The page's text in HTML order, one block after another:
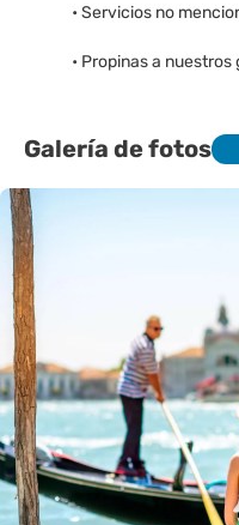
• Servicios no
• Propinas a
Galería de fotos